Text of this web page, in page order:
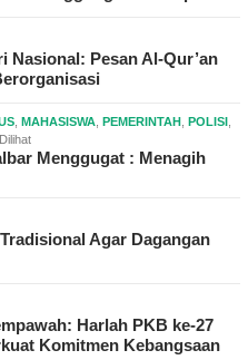
Nasional: Pesan Al-Qur’an
MAHASISWA PEMERINTAH POLISI
Menggugat : Menagih
Agar Dagangan
Harlah PKB ke-27
Komitmen Kebangsaan